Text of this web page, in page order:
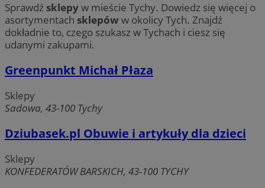
Sprawdź sklepyw mieście Tychy. Dowiedz się więcej o
asortymentach sklepów w okolicy Tych. Znajdź
dokładnie to, czego szukasz w Tychach i ciesz się
udanymi zakupami.
Greenpunkt Michał Płaza
Sklepy
Sadowa, 43-100 Tychy
Dziubasek.pl Obuwie i artykuły dla dzieci
Sklepy
KONFEDERATÓW BARSKICH, 43-100 TYCHY